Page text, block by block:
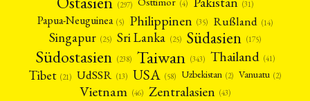
(297) (4) (31)
Papua-Neuguinea (5) Philippinen (35) Rußland (14)
Singapur (25) Sri Lanka (25) Südasien (175)
Südostasien (238) Taiwan (343) Thailand (41)
Tibet (21) UdSSR (13) USA (58) Uzbekistan (2) Vanuatu (2)
Vietnam (46) Zentralasien (43)